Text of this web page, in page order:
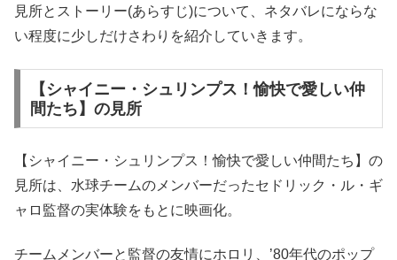
見所とストーリー(あらすじ)について、ネタバレにならな
い程度に少しだけさわりを紹介していきます。
【シャイニー・シュリンプス！愉快で愛しい仲
間たち】の見所
【シャイニー・シュリンプス！愉快で愛しい仲間たち】の
見所は、水球チームのメンバーだったセドリック・ル・ギ
ャロ監督の実体験をもとに映画化。
チームメンバーと監督の友情にホロリ、’80年代のポップ